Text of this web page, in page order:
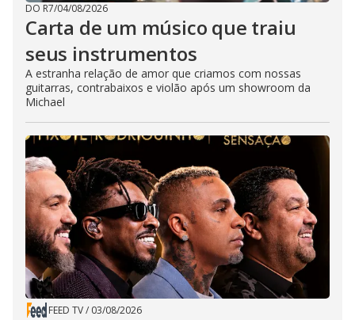
DO R7/04/08/2026
Carta de um músico que traiu
seus instrumentos
A estranha relação de amor que criamos com nossas
guitarras, contrabaixos e violão após um showroom da
Michael
FEED TV/ 03/08/2026